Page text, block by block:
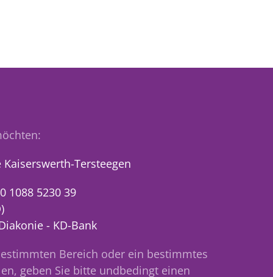
Tersteegen
1088 5230 39
- KD-Bank
Bereich oder ein bestimmtes
geben Sie bitte undbedingt einen